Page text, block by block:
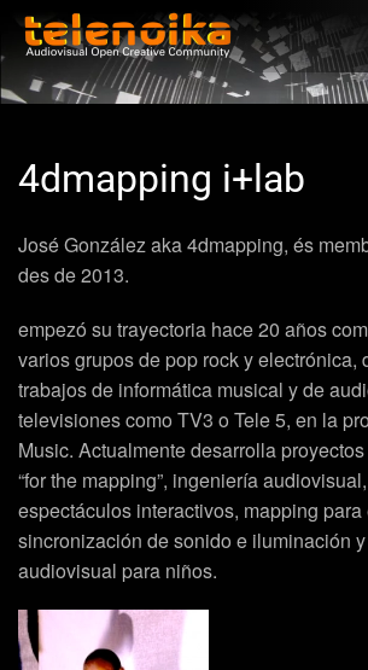
Ir al contenido principal
4dmapping i+lab
José González aka4dmapping, és
des de 2013.
empezó su trayectoria hace 20 años
varios grupos de pop rock y electrónica,
trabajos de informática musical y de
televisiones como TV3 o Tele 5, en la
Music. Actualmente desarrolla
“for the mapping”, ingeniería
espectáculos interactivos, mapping para
sincronización de sonido e iluminación
audiovisual para niños.